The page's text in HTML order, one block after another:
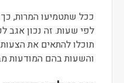
ככל שתטמיעו המרות, כך
לפי שעות. זה נכון אגב
תוכלו להתאים את
והשעות בהם המודעות